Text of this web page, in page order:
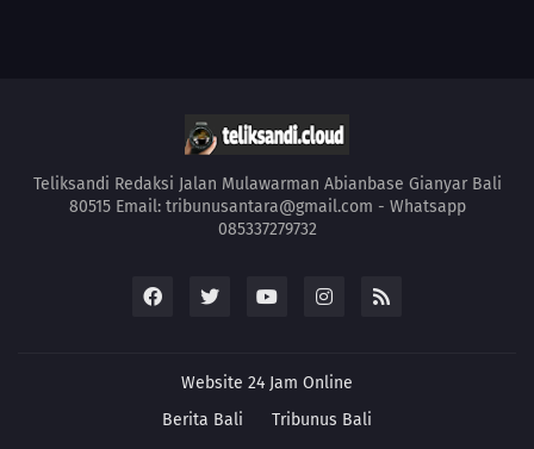
Teliksandi Redaksi Jalan Mulawarman Abianbase Gianyar Bali
80515 Email: tribunusantara@gmail.com - Whatsapp
085337279732
Website 24 Jam Online
Berita Bali
Tribunus Bali